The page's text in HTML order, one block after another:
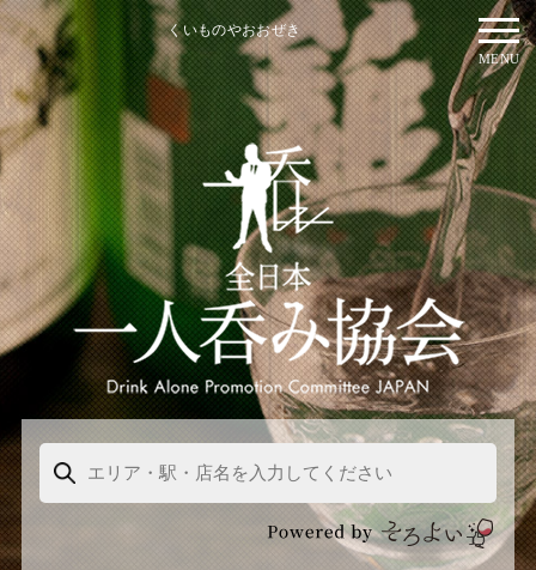
くいものやおおぜき
MENU